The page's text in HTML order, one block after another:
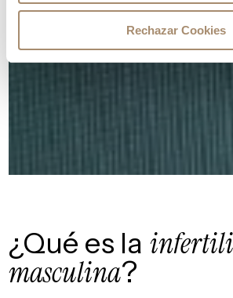
Rechazar Cookies
¿Qué es la
masculina?